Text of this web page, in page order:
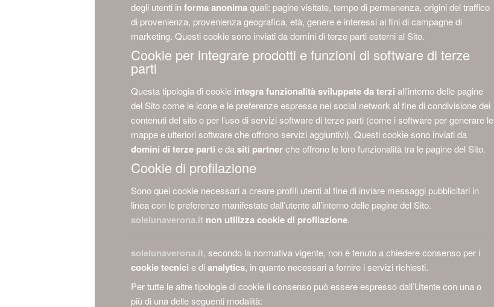
degli utenti informa anonimaquali: pagine visitate, tempo di permanenza, origini del traffico
di provenienza, provenienza geografica, età, genere e interessi ai fini di campagne di
marketing. Questi cookie sono inviati da domini di terze parti esterni al Sito.
Cookie per integrare prodotti e funzioni di software di terze
parti
Questa tipologia di cookie integra funzionalità sviluppate da terzi all’interno delle pagine
del Sito come le icone e le preferenze espresse nei social network al fine di condivisione dei
contenuti del sito o per l’uso di servizi software di terze parti (come i software per generare le
mappe e ulteriori software che offrono servizi aggiuntivi). Questi cookie sono inviati da
domini di terze parti e dasiti partnerche offrono le loro funzionalità tra le pagine del Sito.
Cookie di profilazione
Sono quei cookie necessari a creare profili utenti al fine di inviare messaggi pubblicitari in
linea con le preferenze manifestate dall’utente all’interno delle pagine del Sito.
solelunaverona.it non utilizza cookie di profilazione.
solelunaverona.it, secondo la normativa vigente, non è tenuto a chiedere consenso per i
cookie tecnici e dianalytics, in quanto necessari a fornire i servizi richiesti.
Per tutte le altre tipologie di cookie il consenso può essere espresso dall’Utente con una o
più di una delle seguenti modalità: